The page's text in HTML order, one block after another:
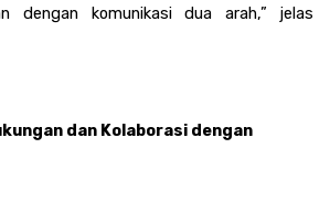
dengan komunikasi dua arah,” jelas
dan Kolaborasi dengan